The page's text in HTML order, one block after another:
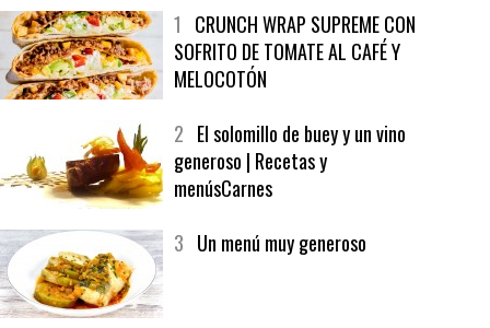
MÁS LEÍDO ÚLTIMAS PUBLICACIONES
SOFRITO DE TOMATE AL CAFÉ Y
MELOCOTÓN
generoso | Recetas y